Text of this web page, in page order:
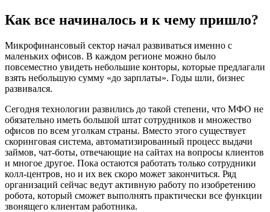
Как все начиналось и к чему пришло?
Микрофинансовый сектор начал развиваться именно с
маленьких офисов. В каждом регионе можно было
повсеместно увидеть небольшие конторы, которые предлагали
взять небольшую сумму «до зарплаты». Годы шли, бизнес
развивался.
Сегодня технологии развились до такой степени, что МФО не
обязательно иметь большой штат сотрудников и множество
офисов по всем уголкам страны. Вместо этого существует
скоринговая система, автоматизированный процесс выдачи
займов, чат-боты, отвечающие на сайтах на вопросы клиентов
и многое другое. Пока остаются работать только сотрудники
колл-центров, но и их век скоро может закончиться. Ряд
организаций сейчас ведут активную работу по изобретению
робота, который сможет выполнять практически все функции
звонящего клиентам работника.